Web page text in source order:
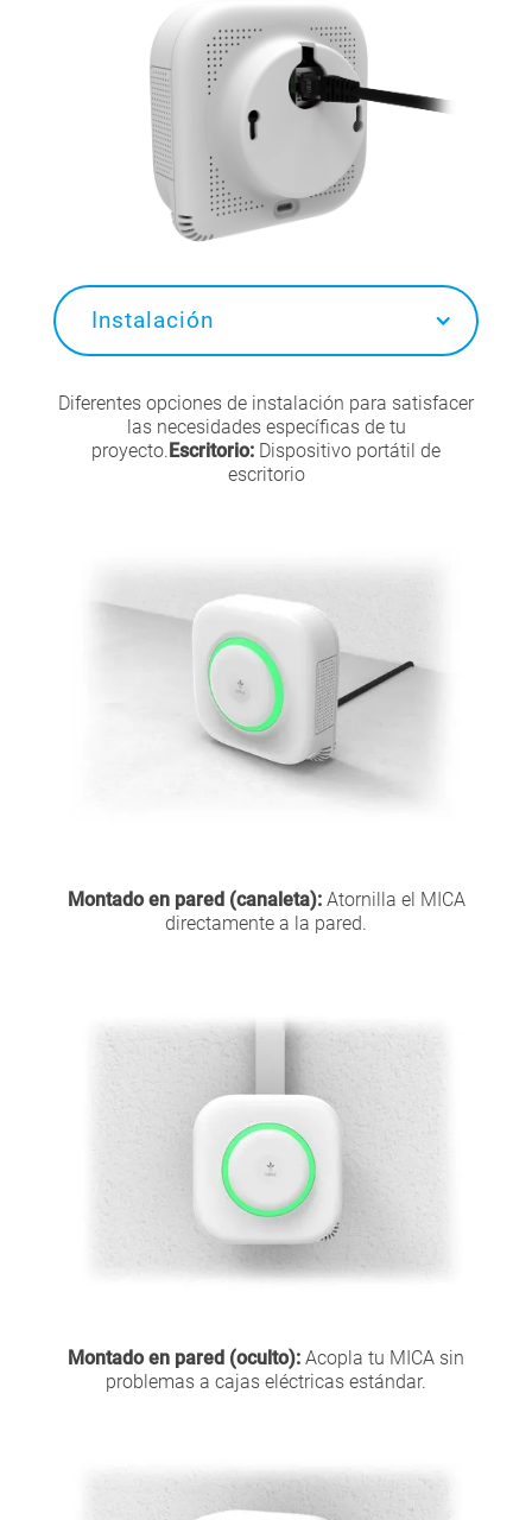
Instalación
Diferentes opciones de instalación para satisfacer
las necesidades específicas de tu
proyecto. Escritorio: Dispositivo portátil de
escritorio
Montado en pared (canaleta):Atornilla el MICA
directamente a la pared.
Montado en pared (oculto): Acopla tu MICA sin
problemas a cajas eléctricas estándar.